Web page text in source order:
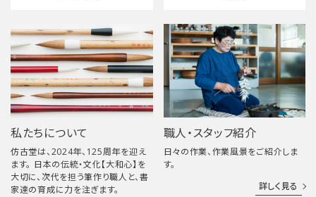
私たちについて
仿古堂は、2024年、125周年を迎え
ます。 日本の伝統・文化【大和心】を
大切に、次代を担う筆作り職人と、書
家達の育成に力を注ぎます。
職人・スタッフ紹介
日々の作業、作業風景をご紹介しま
す。
詳しく見る